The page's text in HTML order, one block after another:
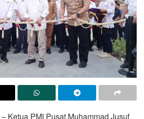
– Ketua PMI Pusat Muhammad Jusuf